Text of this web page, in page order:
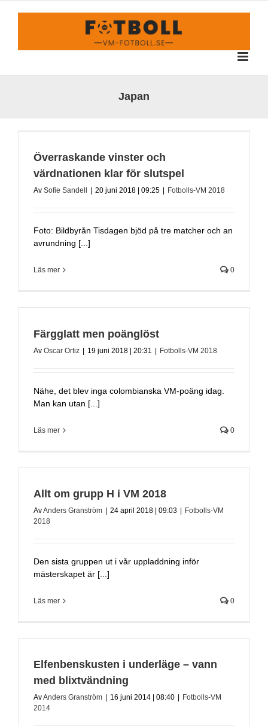
Japan
Överraskande vinster och
värdnationen klar för slutspel
Av Sofie Sandell | 20 juni 2018 | 09:25 | Fotbolls-VM 2018
Foto: Bildbyrån Tisdagen bjöd på tre matcher och an
avrundning [...]
Läs mer 0
Färgglatt men poänglöst
Av Oscar Ortiz | 19 juni 2018 | 20:31 | Fotbolls-VM 2018
Nähe, det blev inga colombianska VM-poäng idag.
Man kan utan [...]
Läs mer 0
Allt om grupp H i VM 2018
AvAnders Granström | 24 april 2018 | 09:03 | Fotbolls-VM
2018
Den sista gruppen ut i vår uppladdning inför
mästerskapet är [...]
Läs mer 0
Elfenbenskusten i underläge – vann
med blixtvändning
AvAnders Granström | 16 juni 2014 | 08:40 | Fotbolls-VM
2014